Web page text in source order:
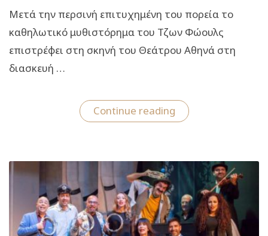
Μετά την περσινή επιτυχημένη του πορεία το
καθηλωτικό μυθιστόρημα του Τζων Φώουλς
επιστρέφει στη σκηνή του Θεάτρου Αθηνά στη
διασκευή …
Continue reading“«O
συλλέκτης»
από
10
Ιουλίου
στο
Θέατρο
Αθηνά”